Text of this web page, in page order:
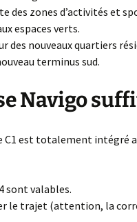
des zones d’activités et
espaces verts.
des nouveaux quartiers
terminus sud.
Navigo
est totalement intégré
sont valables.
le trajet (attention, la